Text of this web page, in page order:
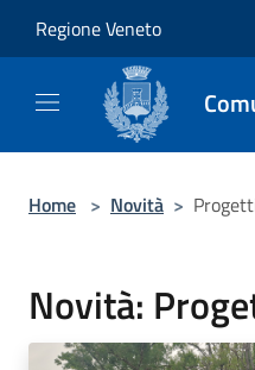
Regione Veneto
Home > Novità >
Novità: